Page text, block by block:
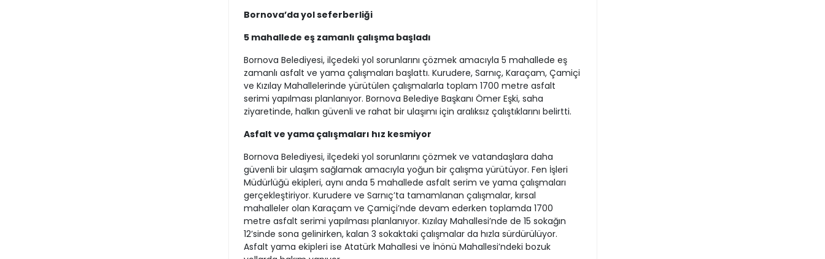
Bornova’da yol seferberliği
5 mahallede eş zamanlı çalışma başladı
Bornova Belediyesi, ilçedeki yol sorunlarını çözmek amacıyla 5 mahallede eş
zamanlı asfalt ve yama çalışmaları başlattı. Kurudere, Sarnıç, Karaçam, Çamiçi
ve Kızılay Mahallelerinde yürütülen çalışmalarla toplam 1700 metre asfalt
serimi yapılması planlanıyor. Bornova Belediye Başkanı Ömer Eşki, saha
ziyaretinde, halkın güvenli ve rahat bir ulaşımı için aralıksız çalıştıklarını belirtti.
Asfalt ve yama çalışmaları hız kesmiyor
Bornova Belediyesi, ilçedeki yol sorunlarını çözmek ve vatandaşlara daha
güvenli bir ulaşım sağlamak amacıyla yoğun bir çalışma yürütüyor. Fen İşleri
Müdürlüğü ekipleri, aynı anda 5 mahallede asfalt serim ve yama çalışmaları
gerçekleştiriyor. Kurudere ve Sarnıç’ta tamamlanan çalışmalar, kırsal
mahalleler olan Karaçam ve Çamiçi’nde devam ederken toplamda 1700
metre asfalt serimi yapılması planlanıyor. Kızılay Mahallesi’nde de 15 sokağın
12’sinde sona gelinirken, kalan 3 sokaktaki çalışmalar da hızla sürdürülüyor.
Asfalt yama ekipleri ise Atatürk Mahallesi ve İnönü Mahallesi’ndeki bozuk